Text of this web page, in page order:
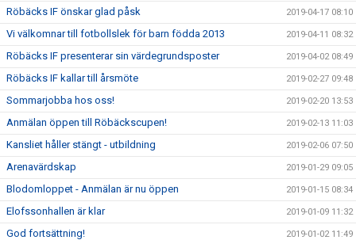
Röbäcks IF önskar glad påsk 2019-04-17 08:10
Vi välkomnar till fotbollslek för barn födda 2013 2019-04-11 08:32
Röbäcks IF presenterar sin värdegrundsposter 2019-04-02 08:49
Röbäcks IF kallar till årsmöte 2019-02-27 09:48
Sommarjobba hos oss! 2019-02-20 13:53
Anmälan öppen till Röbäckscupen! 2019-02-13 11:03
Kansliet håller stängt - utbildning 2019-02-06 07:50
Arenavärdskap 2019-01-29 09:05
Blodomloppet - Anmälan är nu öppen 2019-01-15 08:34
Elofssonhallen är klar 2019-01-09 11:32
God fortsättning! 2019-01-02 11:49